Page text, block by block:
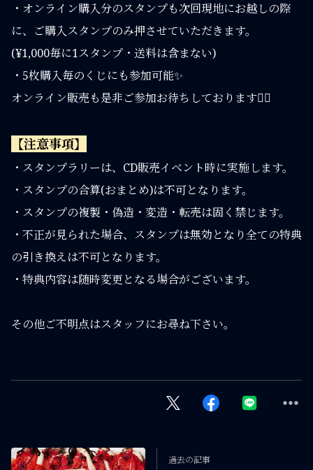
・オンライン購入分のスタンプも次回現地にお越しの際
に、ご購入スタンプのみ押させていただきます。
(¥1,000毎に1スタンプ・送料は含まない)
・5枚購入毎のくじにも参加可能✨
オンライン販売も是非ご参加お待ちしております💁‍♀️
【注意事項】
・スタンプラリーは、CD販売イベント時に実施します。
・スタンプの合算(おまとめ)は不可となります。
・スタンプの複製・偽造・変造・転売は固く禁じます。
・不正が見られた場合、スタンプは無効となり全ての特典
の引き換えは不可となります。
・特典内容は随時変更となる場合がございます。
その他ご不明点はスタッフにお尋ね下さい。
過去の記事